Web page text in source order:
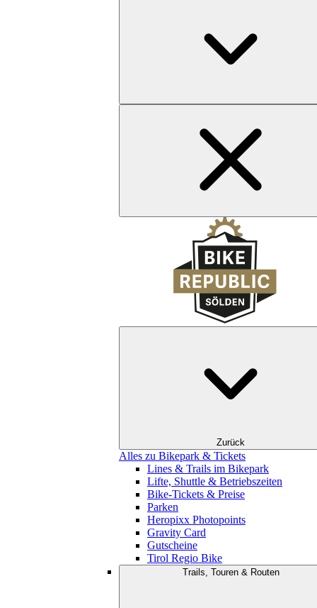
Zurück
Alles zu Bikepark & Tickets
Lines & Trails im Bikepark
Lifte, Shuttle & Betriebszeiten
Bike-Tickets & Preise
Parken
Heropixx Photopoints
Gravity Card
Gutscheine
Tirol Regio Bike
Trails, Touren & Routen